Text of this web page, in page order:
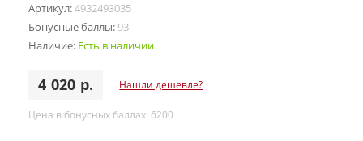
Артикул:4932493035
Бонусные баллы: 93
Наличие: Есть в наличии
4 020 р. Нашли дешевле?
Цена в бонусных баллах: 6200